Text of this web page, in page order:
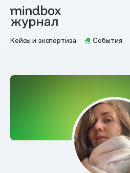
Кейсы и экспертиза События